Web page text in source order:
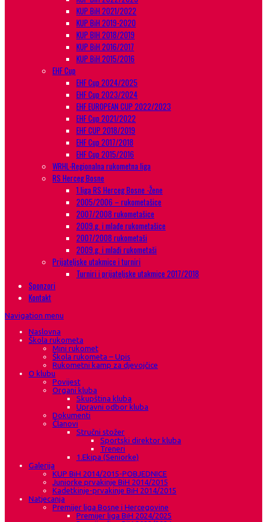
KUP BiH 2021/2022
KUP BiH 2019-2020
KUP BIH 2018/2019
KUP BiH 2016/2017
KUP BiH 2015/2016
EHF Cup
EHF Cup 2024/2025
EHF Cup 2023/2024
EHF EUROPEAN CUP 2022/2023
EHF Cup 2021/2022
EHF CUP 2018/2019
EHF Cup 2017/2018
EHF Cup 2015/2016
WRHL-Regionalna rukometna liga
RS Herceg Bosne
1.liga RS Herceg Bosne -Žene
2005/2006 – rukometašice
2007/2008 rukometašice
2009.g. i mlađe rukometašice
2007/2008 rukometaši
2009.g. i mlađi rukometaši
Prijateljske utakmice i turniri
Turniri i prijateljske utakmice 2017/2018
Sponzori
Kontakt
Navigation menu
Naslovna
Škola rukometa
Mini rukomet
Škola rukometa – Upis
Rukometni kamp za djevojčice
O klubu
Povijest
Organi kluba
Skupština kluba
Upravni odbor kluba
Dokumenti
Članovi
Stručni stožer
Sportski direktor kluba
Treneri
1.Ekipa (Seniorke)
Galerija
KUP BiH 2014/2015-POBJEDNICE
Juniorke prvakinje BiH 2014/2015
Kadetkinje-prvakinje BiH 2014/2015
Natjecanja
Premijer liga Bosne i Hercegovine
Premijer liga BiH 2024/2025